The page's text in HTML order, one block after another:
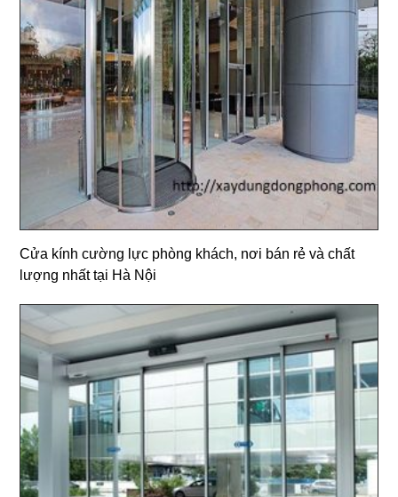
Cửa kính cường lực phòng khách, nơi bán rẻ và chất
lượng nhất tại Hà Nội